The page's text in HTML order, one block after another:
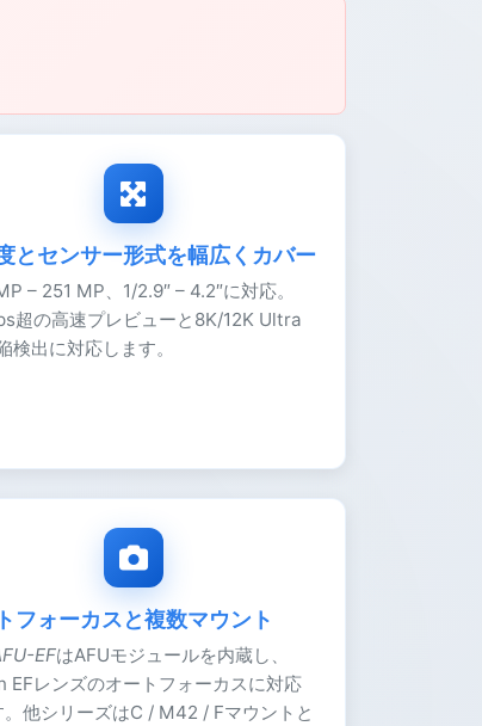
とセンサー形式を幅広くカバー
– 251 MP、1/2.9″ – 4.2″に対応。
超の高速プレビューと8K/12K Ultra
検出に対応します。
フォーカスと複数マウント
EFはAFUモジュールを内蔵し、
EFレンズのオートフォーカスに対応
。他シリーズはC / M42 / Fマウントと